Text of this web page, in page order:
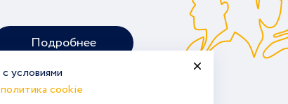
условиями
политика cookie
Подробнее